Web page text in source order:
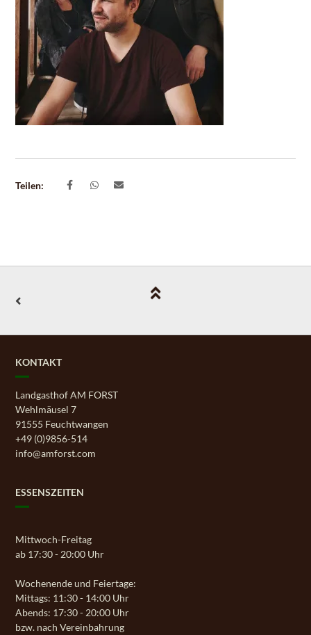
Teilen:
KONTAKT
Landgasthof AM FORST
Wehlmäusel 7
91555 Feuchtwangen
+49 (0)9856-514
info@amforst.com
ESSENSZEITEN
Mittwoch-Freitag
ab 17:30 - 20:00 Uhr
Wochenende und Feiertage:
Mittags: 11:30 - 14:00 Uhr
Abends: 17:30 - 20:00 Uhr
bzw. nach Vereinbahrung